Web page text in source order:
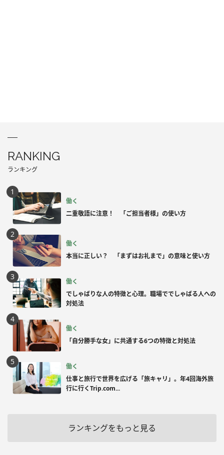
RANKING
ランキング
働く
二重敬語に注意！ 「ご担当者様」の使い方
働く
本当に正しい？ 「まずはお礼まで」の意味と使い方
働く
でしゃばりな人の特徴と心理。職場ででしゃばる人への
対処法
働く
「自分勝手な女」に共通する6つの特徴と対処法
働く
仕事と旅行で世界を広げる「旅キャリ」。年4回海外旅
行に行くTrip.com...
ランキングをもっと見る